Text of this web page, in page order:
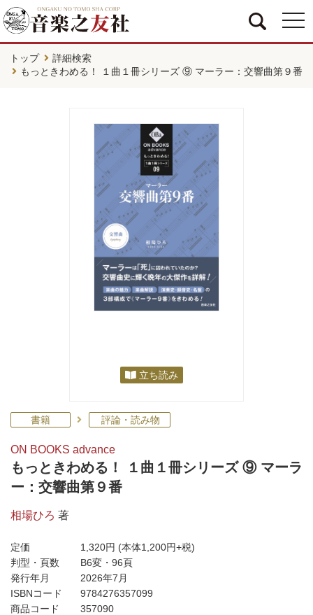
トップ
詳細検索
もっときわめる！ １曲１冊シリーズ ⑨ マーラー：交響曲第９番
立ち読み
書籍 評論・読み物
ON BOOKS advance
もっときわめる！ １曲１冊シリーズ ⑨ マーラ
ー：交響曲第９番
相場ひろ 著
定価 1,320円 (本体1,200円+税)
判型・頁数
B6変・96頁
発行年月
2026年7月
ISBNコード
9784276357099
商品コード
357090